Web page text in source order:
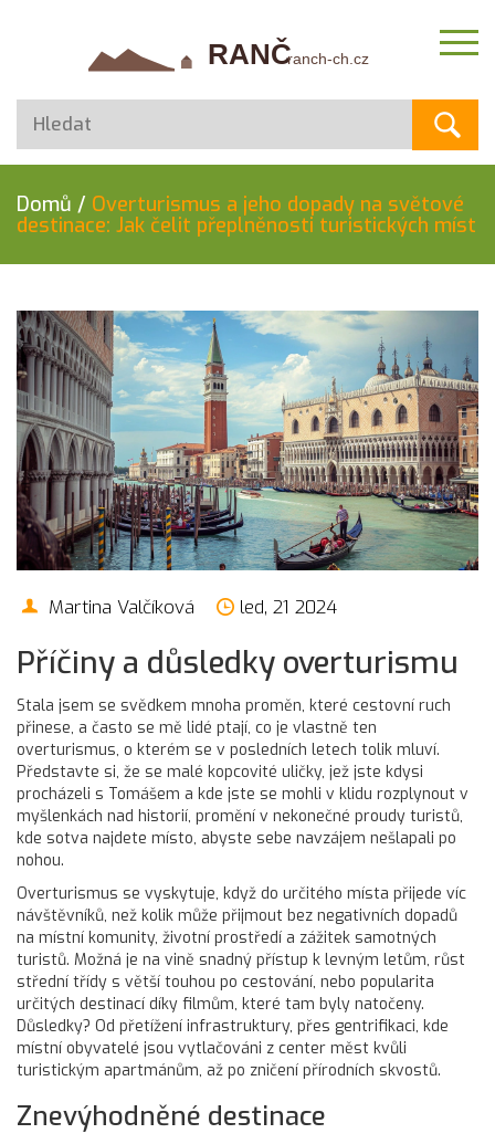
Domů / Overturismus a jeho dopady na světové
destinace: Jak čelit přeplněnosti turistických míst
Martina Valčíková led, 21 2024
Příčiny a důsledky overturismu
Stala jsem se svědkem mnoha proměn, které cestovní ruch
přinese, a často se mě lidé ptají, co je vlastně ten
overturismus, o kterém se v posledních letech tolik mluví.
Představte si, že se malé kopcovité uličky, jež jste kdysi
procházeli s Tomášem a kde jste se mohli v klidu rozplynout v
myšlenkách nad historií, promění v nekonečné proudy turistů,
kde sotva najdete místo, abyste sebe navzájem nešlapali po
nohou.
Overturismus se vyskytuje, když do určitého místa přijede víc
návštěvníků, než kolik může přijmout bez negativních dopadů
na místní komunity, životní prostředí a zážitek samotných
turistů. Možná je na vině snadný přístup k levným letům, růst
střední třídy s větší touhou po cestování, nebo popularita
určitých destinací díky filmům, které tam byly natočeny.
Důsledky? Od přetížení infrastruktury, přes gentrifikaci, kde
místní obyvatelé jsou vytlačováni z center měst kvůli
turistickým apartmánům, až po zničení přírodních skvostů.
Znevýhodněné destinace